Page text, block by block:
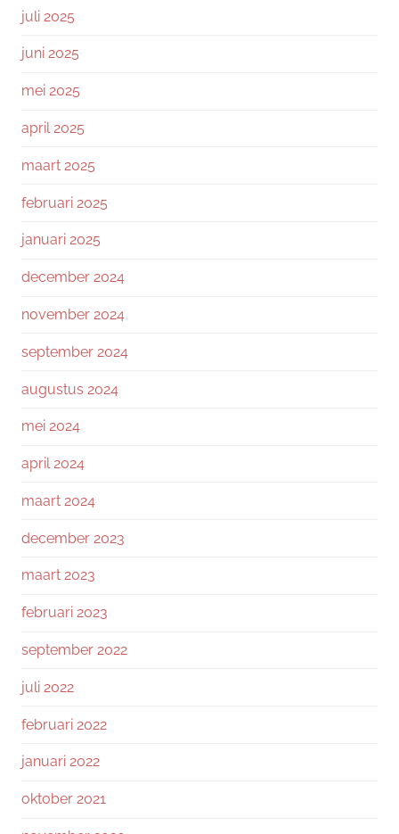
juli 2025
juni 2025
mei 2025
april 2025
maart 2025
februari 2025
januari 2025
december 2024
november 2024
september 2024
augustus 2024
mei 2024
april 2024
maart 2024
december 2023
maart 2023
februari 2023
september 2022
juli 2022
februari 2022
januari 2022
oktober 2021